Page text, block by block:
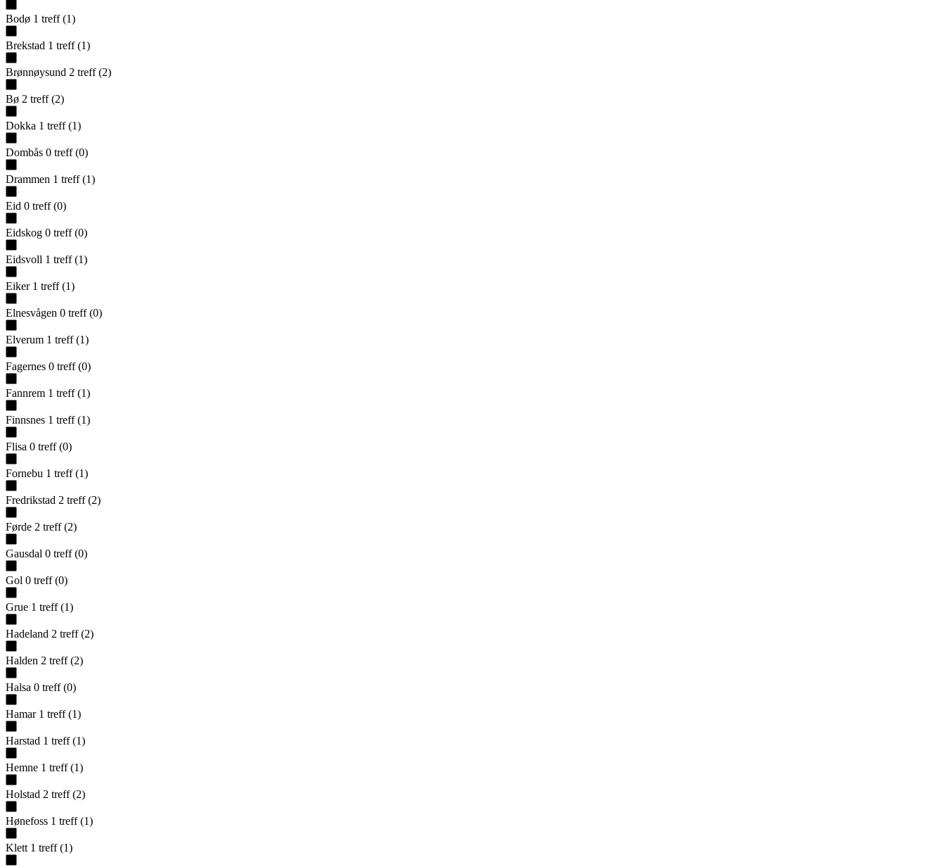
Bodø 1 treff (1)
Brekstad 1 treff (1)
Brønnøysund 2 treff (2)
Bø 2 treff (2)
Dokka 1 treff (1)
Dombås 0 treff (0)
Drammen 1 treff (1)
Eid 0 treff (0)
Eidskog 0 treff (0)
Eidsvoll 1 treff (1)
Eiker 1 treff (1)
Elnesvågen 0 treff (0)
Elverum 1 treff (1)
Fagernes 0 treff (0)
Fannrem 1 treff (1)
Finnsnes 1 treff (1)
Flisa 0 treff (0)
Fornebu 1 treff (1)
Fredrikstad 2 treff (2)
Førde 2 treff (2)
Gausdal 0 treff (0)
Gol 0 treff (0)
Grue 1 treff (1)
Hadeland 2 treff (2)
Halden 2 treff (2)
Halsa 0 treff (0)
Hamar 1 treff (1)
Harstad 1 treff (1)
Hemne 1 treff (1)
Holstad 2 treff (2)
Hønefoss 1 treff (1)
Klett 1 treff (1)